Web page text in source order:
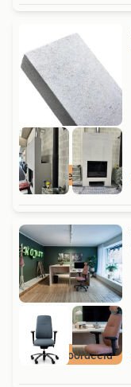
Gratis Verzending
Best beoordeeld